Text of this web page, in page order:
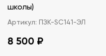
школы)
Артикул: ПЗК-SC141-ЭЛ
8 500 ₽